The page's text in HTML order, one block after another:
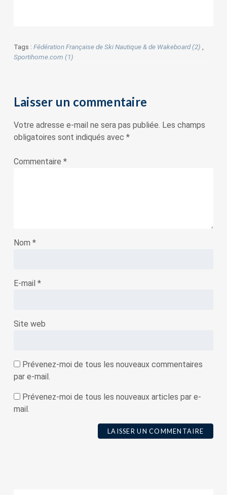
Tags : Fédération Française de Ski Nautique & de Wakeboard (2)
Sportihome.com (1)
Laisser un commentaire
Votre adresse e-mail ne sera pas publiée. Les champs
obligatoires sont indiqués avec *
Commentaire *
Nom *
E-mail *
Site web
Prévenez-moi de tous les nouveaux commentaires
par e-mail.
Prévenez-moi de tous les nouveaux articles par e-
mail.